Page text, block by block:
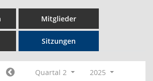
Mitglieder
Sitzungen
Quartal 2
2025